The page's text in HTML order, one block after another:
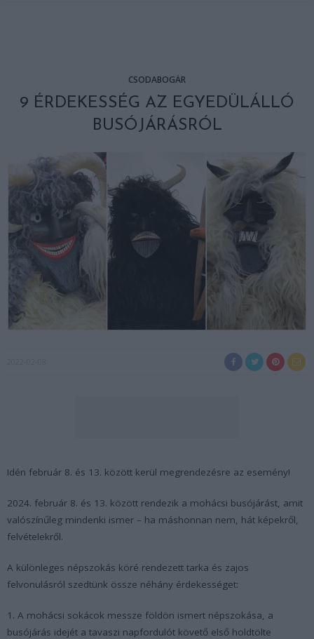
CSODABOGÁR
9 ÉRDEKESSÉG AZ EGYEDÜLÁLLÓ
BUSÓJÁRÁSRÓL
Idén február 8. és 13. között kerül megrendezésre az esemény!
2024. február 8. és 13. között rendezik a mohácsi busójárást, amit
valószínűleg mindenki ismer – ha máshonnan nem, hát képekről,
felvételekről.
A különleges népszokás köré rendezett tarka és zajos
felvonulásról szedtünk össze néhány érdekességet:
1. A mohácsi sokácok messze földön ismert népszokása, a
busójárás idejét a tavaszi napfordulót követő első holdtölte